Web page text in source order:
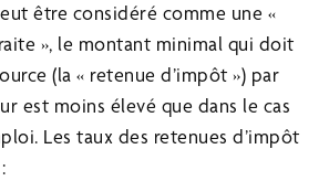
être considéré comme une «
», le montant minimal qui doit
(la « retenue d’impôt ») par
est moins élevé que dans le cas
Les taux des retenues d’impôt